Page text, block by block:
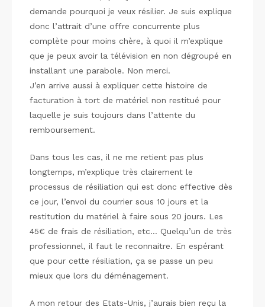
demande pourquoi je veux résilier. Je suis explique
donc l’attrait d’une offre concurrente plus
complète pour moins chère, à quoi il m’explique
que je peux avoir la télévision en non dégroupé en
installant une parabole. Non merci.
J’en arrive aussi à expliquer cette histoire de
facturation à tort de matériel non restitué pour
laquelle je suis toujours dans l’attente du
remboursement.
Dans tous les cas, il ne me retient pas plus
longtemps, m’explique très clairement le
processus de résiliation qui est donc effective dès
ce jour, l’envoi du courrier sous 10 jours et la
restitution du matériel à faire sous 20 jours. Les
45€ de frais de résiliation, etc… Quelqu’un de très
professionnel, il faut le reconnaitre. En espérant
que pour cette résiliation, ça se passe un peu
mieux que lors du déménagement.
A mon retour des Etats-Unis, j’aurais bien reçu la